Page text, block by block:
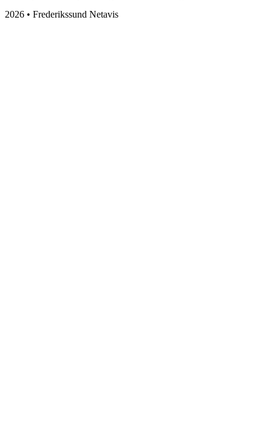
2026 • Frederikssund Netavis